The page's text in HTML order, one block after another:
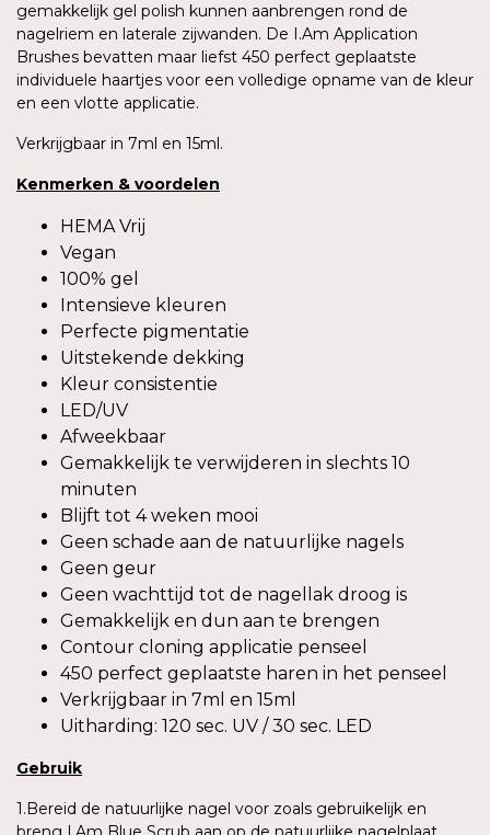
gemakkelijk gel polish kunnen aanbrengen rond de
nagelriem en laterale zijwanden. De I.Am Application
Brushes bevatten maar liefst 450 perfect geplaatste
individuele haartjes voor een volledige opname van de kleur
en een vlotte applicatie.
Verkrijgbaar in 7ml en 15ml.
Kenmerken & voordelen
HEMA Vrij
Vegan
100% gel
Intensieve kleuren
Perfecte pigmentatie
Uitstekende dekking
Kleur consistentie
LED/UV
Afweekbaar
Gemakkelijk te verwijderen in slechts 10
minuten
Blijft tot 4 weken mooi
Geen schade aan de natuurlijke nagels
Geen geur
Geen wachttijd tot de nagellak droog is
Gemakkelijk en dun aan te brengen
Contour cloning applicatie penseel
450 perfect geplaatste haren in het penseel
Verkrijgbaar in 7ml en 15ml
Uitharding: 120 sec. UV / 30 sec. LED
Gebruik
1.Bereid de natuurlijke nagel voor zoals gebruikelijk en